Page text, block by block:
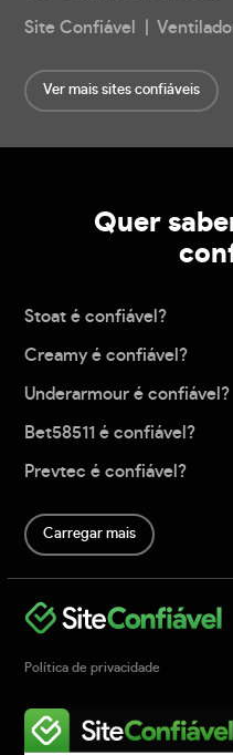
Site Confiável |
Ver mais sites confiáveis
Quer
Stoat é confiável?
Creamy é confiável?
Underarmour é confiável?
Bet58511 é confiável?
Prevtec é confiável?
Carregar mais
Política de privacidade